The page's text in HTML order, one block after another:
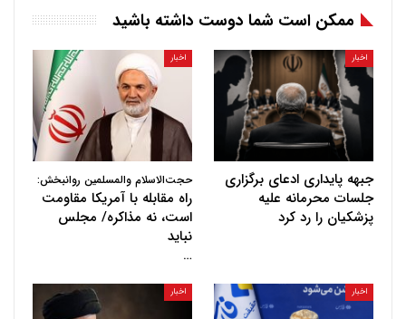
ممکن است شما دوست داشته باشید
اخبار
جبهه پایداری ادعای برگزاری
جلسات محرمانه علیه
پزشکیان را رد کرد
اخبار
حجت‌الاسلام والمسلمین روانبخش:
راه مقابله با آمریکا مقاومت
است، نه مذاکره/ مجلس
نباید
…
اخبار اخبار